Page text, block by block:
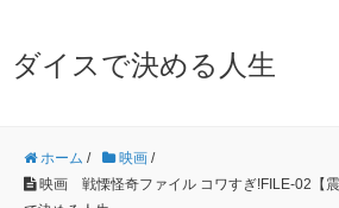
ダイスで決める人生
ホーム / 映画 /
映画 戦慄怪奇ファイル コワすぎ!FILE-02